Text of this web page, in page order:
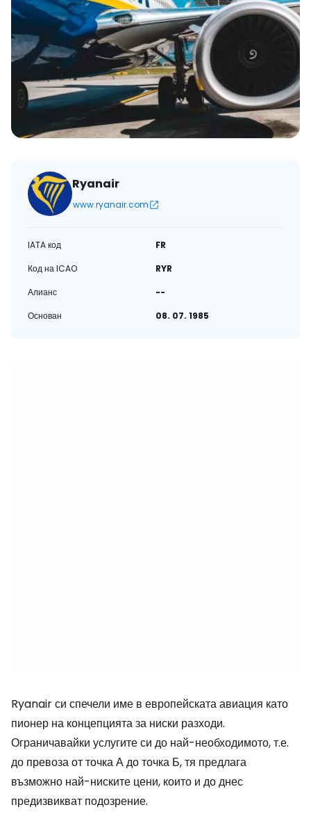
Ryanair
www.ryanair.com
IATA код
FR
Код на ICAO
RYR
Алианс
--
Основан
08. 07. 1985
Ryanair си спечели име в европейската авиация като
пионер на концепцията за ниски разходи.
Ограничавайки услугите си до най-необходимото, т.е.
до превоза от точка А до точка Б, тя предлага
възможно най-ниските цени, които и до днес
предизвикват подозрение.